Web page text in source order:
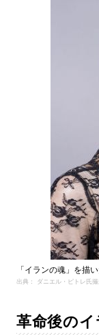
「イランの魂」を描
出典： ダニエル・ピトレ氏撮
革命後のイ